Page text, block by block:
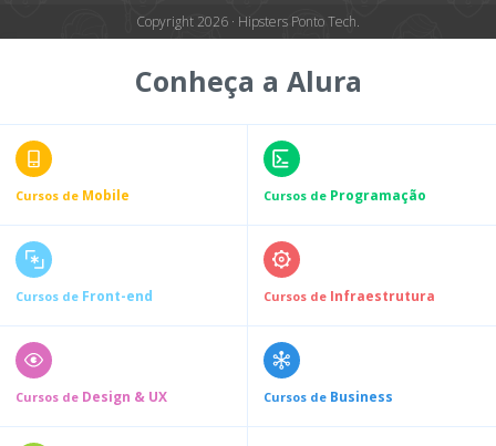
Copyright 2026 · Hipsters Ponto Tech.
Conheça a Alura
Cursos de Mobile Cursos de Programação
Cursos de Front-end Cursos de Infraestrutura
Cursos de Design & UX Cursos de Business